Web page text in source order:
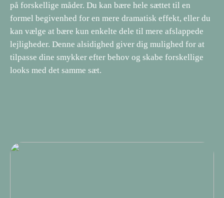
på forskellige måder. Du kan bære hele sættet til en
formel begivenhed for en mere dramatisk effekt, eller du
kan vælge at bære kun enkelte dele til mere afslappede
lejligheder. Denne alsidighed giver dig mulighed for at
tilpasse dine smykker efter behov og skabe forskellige
looks med det samme sæt.